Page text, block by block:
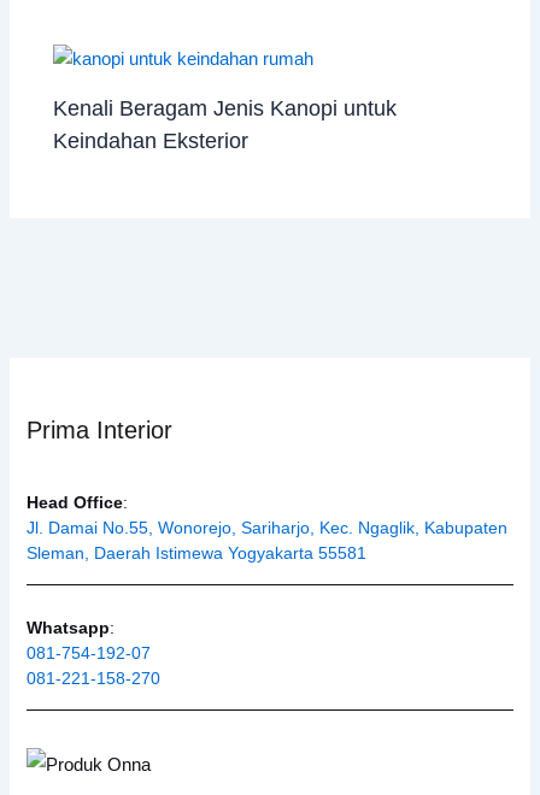
Kenali Beragam Jenis Kanopi untuk
Keindahan Eksterior
Prima Interior
Head Office:
Jl. Damai No.55, Wonorejo, Sariharjo, Kec. Ngaglik, Kabupaten
Sleman, Daerah Istimewa Yogyakarta 55581
Whatsapp:
081-754-192-07
081-221-158-270